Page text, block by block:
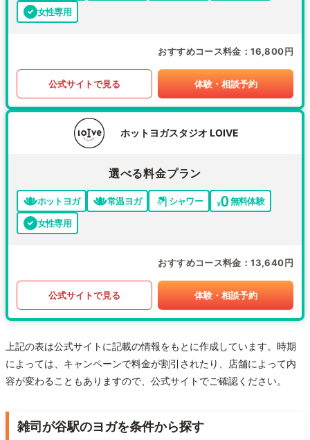
女性専用
おすすめコース料金 16,800円
公式サイトで見る 体験・相談予約
ホットヨガスタジオ LOIVE
選べる料金プラン
ホットヨガ 常温ヨガ シャワー
無料体験
女性専用
おすすめコース料金 13,640円
公式サイトで見る 体験・相談予約
上記の表は公式サイトに記載の情報をもとに作成しています。時期
によっては、キャンペーンで料金が割引されたり、店舗によって内
容が変わることもありますので、公式サイトでご確認ください。
雑司が谷駅のヨガを条件から探す